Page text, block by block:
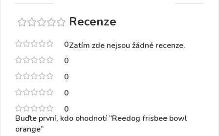
0
0
0
0
0
Recenze
Zatím zde nejsou žádné recenze.
Buďte první, kdo ohodnotí “Reedog frisbee bowl
orange”